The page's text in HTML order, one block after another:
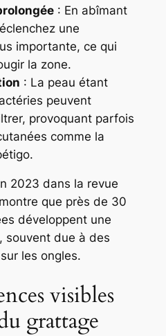
: En abîmant
une
importante, ce qui
la zone.
: La peau étant
peuvent
provoquant parfois
comme la
2023 dans la revue
que près de 30
développent une
souvent due à des
les ongles.
visibles
grattage